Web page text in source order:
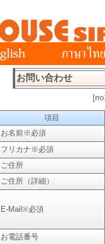
お問い合わせ
項目
お名前※必須
フリカナ ※必須
ご住所
ご住所（詳細）
E-Mail ※必須
お電話番号